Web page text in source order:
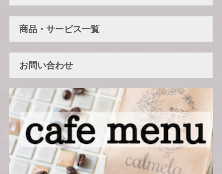
商品・サービス一覧
お問い合わせ